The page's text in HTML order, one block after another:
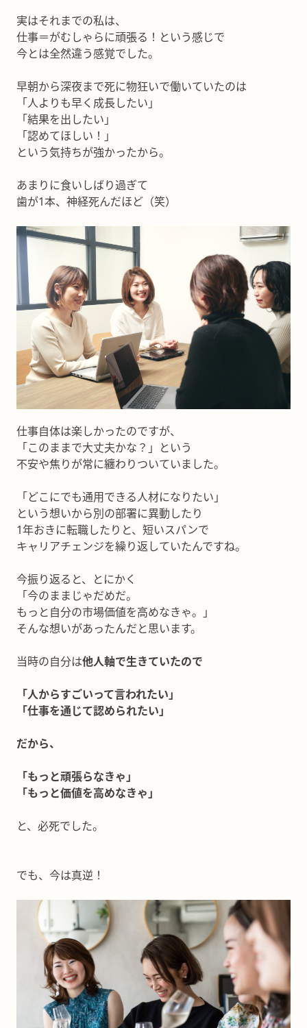
実はそれまでの私は、
仕事＝がむしゃらに頑張る！という感じで
今とは全然違う感覚でした。
早朝から深夜まで死に物狂いで働いていたのは
「人よりも早く成長したい」
「結果を出したい」
「認めてほしい！」
という気持ちが強かったから。
あまりに食いしばり過ぎて
歯が1本、神経死んだほど（笑）
仕事自体は楽しかったのですが、
「このままで大丈夫かな？」という
不安や焦りが常に纏わりついていました。
「どこにでも通用できる人材になりたい」
という想いから別の部署に異動したり
1年おきに転職したりと、短いスパンで
キャリアチェンジを繰り返していたんですね。
今振り返ると、とにかく
「今のままじゃだめだ。
もっと自分の市場価値を高めなきゃ。」
そんな想いがあったんだと思います。
当時の自分は他人軸で生きていたので
「人からすごいって言われたい」
「仕事を通じて認められたい」
だから、
「もっと頑張らなきゃ」
「もっと価値を高めなきゃ」
と、必死でした。
でも、今は真逆！